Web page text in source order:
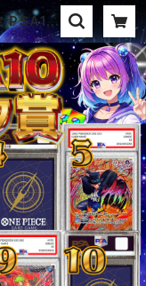
PSA10
リパ ブ
カ、ワ
ドラゴン